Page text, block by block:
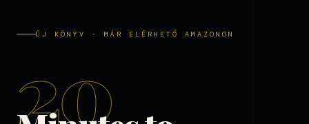
ÚJ KÖNYV · MÁR ELÉRHETŐ AMAZONON
20